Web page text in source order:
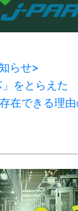
らせ>
をとらえた
在できる理